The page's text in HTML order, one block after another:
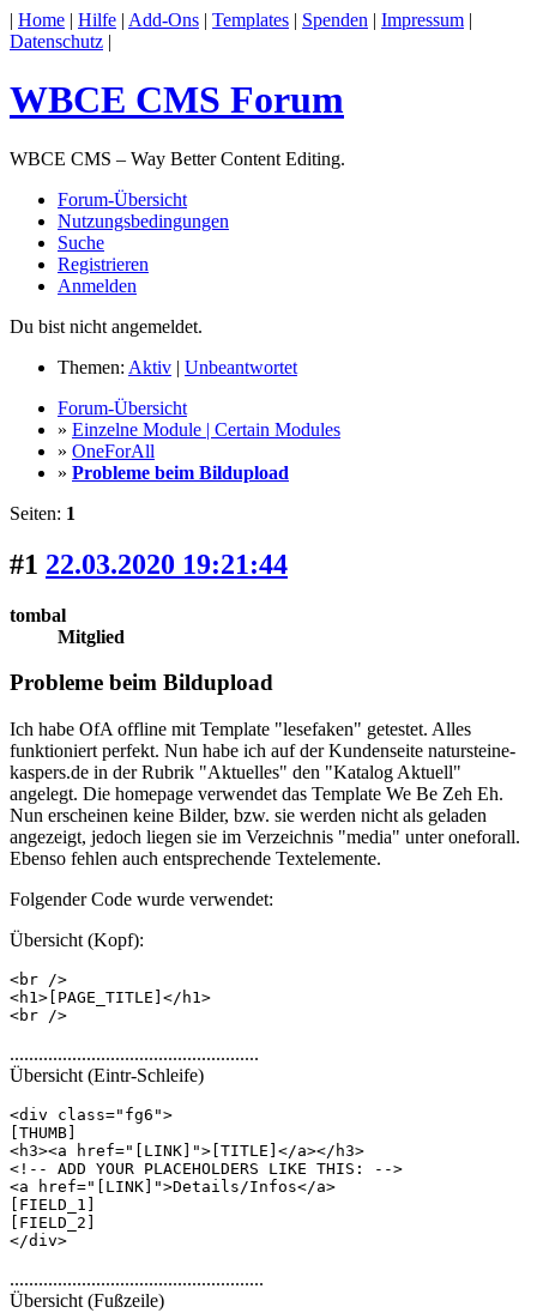
| Home | Hilfe | Add-Ons | Templates | Spenden | Impressum |
Datenschutz |
WBCE CMS Forum
WBCE CMS – Way Better Content Editing.
Forum-Übersicht
Nutzungsbedingungen
Suche
Registrieren
Anmelden
Du bist nicht angemeldet.
Themen: Aktiv | Unbeantwortet
Forum-Übersicht
» Einzelne Module | Certain Modules
» OneForAll
» Probleme beim Bildupload
Seiten: 1
#1 22.03.2020 19:21:44
tombal
Mitglied
Probleme beim Bildupload
Ich habe OfA offline mit Template "lesefaken" getestet. Alles
funktioniert perfekt. Nun habe ich auf der Kundenseite natursteine-
kaspers.de in der Rubrik "Aktuelles" den "Katalog Aktuell"
angelegt. Die homepage verwendet das Template We Be Zeh Eh.
Nun erscheinen keine Bilder, bzw. sie werden nicht als geladen
angezeigt, jedoch liegen sie im Verzeichnis "media" unter oneforall.
Ebenso fehlen auch entsprechende Textelemente.
Folgender Code wurde verwendet:
Übersicht (Kopf):
<br />
<h1>[PAGE_TITLE]</h1>
<br />
....................................................
Übersicht (Eintr-Schleife)
<div class="fg6">
[THUMB]
<h3><a href="[LINK]">[TITLE]</a></h3>
<!-- ADD YOUR PLACEHOLDERS LIKE THIS: -->
<a href="[LINK]">Details/Infos</a>
[FIELD_1]
[FIELD_2]
</div>
.....................................................
Übersicht (Fußzeile)